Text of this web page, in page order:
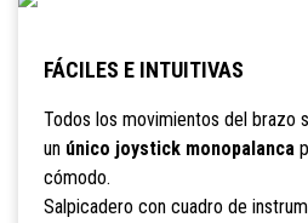
FÁCILES E INTUITIVAS
Todos los movimientos del brazo
un único joystick monopalanca
cómodo.
Salpicadero con cuadro de